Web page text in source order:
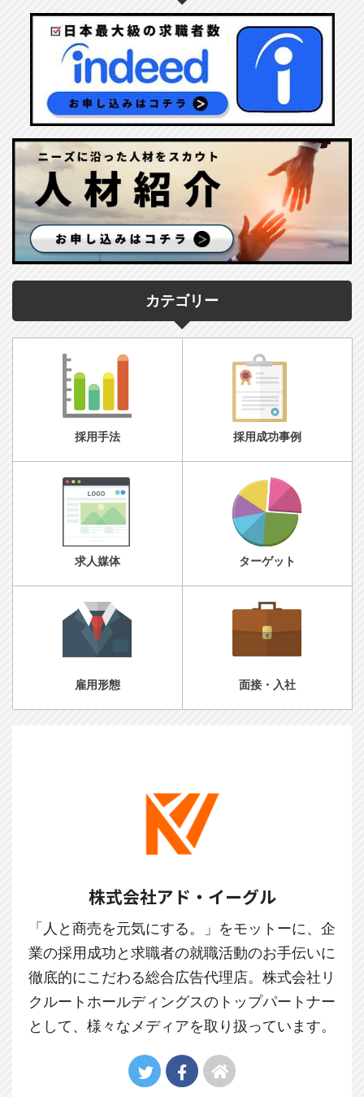
カテゴリー
採用手法 採用成功事例
求人媒体 ターゲット
雇用形態 面接・入社
株式会社アド・イーグル
「人と商売を元気にする。」をモットーに、企
業の採用成功と求職者の就職活動のお手伝いに
徹底的にこだわる総合広告代理店。株式会社リ
クルートホールディングスのトップパートナー
として、様々なメディアを取り扱っています。